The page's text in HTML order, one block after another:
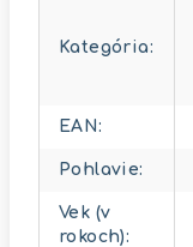
Kategória:
EAN:
Pohlavie:
Vek (v
rokoch):